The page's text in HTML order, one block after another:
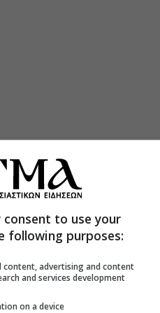
στο νου σου.
πάνω τους
πονηρούς
to use your
following purposes:
content, advertising and content
and services development
on a device